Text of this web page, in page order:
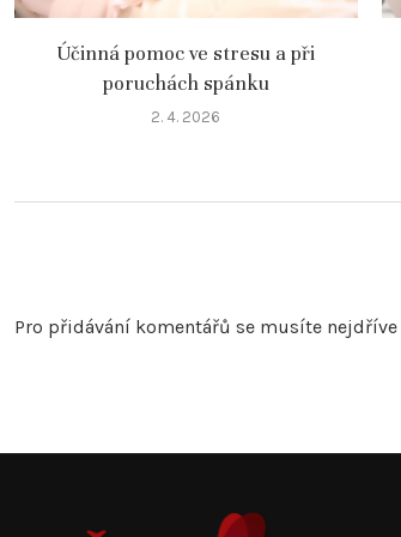
Účinná pomoc ve stresu a při
poruchách spánku
2. 4. 2026
Pro přidávání komentářů se musíte nejdříve